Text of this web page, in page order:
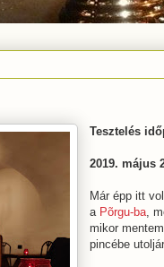
Tesztelés
2019. május
Már épp itt
a Põrgu-ba,
mikor
pincébe